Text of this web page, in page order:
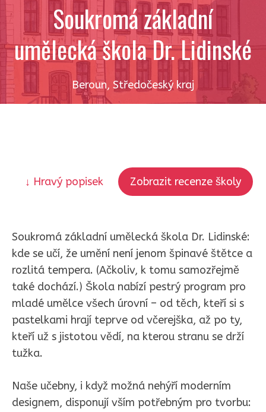
Soukromá základní
umělecká škola Dr. Lidinské
Beroun, Středočeský kraj
↓ Hravý popisek Zobrazit recenze školy
Soukromá základní umělecká škola Dr. Lidinské:
kde se učí, že umění není jenom špinavé štětce a
rozlitá tempera. (Ačkoliv, k tomu samozřejmě
také dochází.) Škola nabízí pestrý program pro
mladé umělce všech úrovní – od těch, kteří si s
pastelkami hrají teprve od včerejška, až po ty,
kteří už s jistotou vědí, na kterou stranu se drží
tužka.
Naše učebny, i když možná nehýří moderním
designem, disponují vším potřebným pro tvorbu: